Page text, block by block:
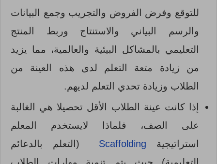
للتوقع وفرض الفروض والتجريب وجمع البيانات
والرسم البياني والاستنتاج وربط المنتج
التعليمي بالمشاكل البيئية والعالمية، مما يزيد
من زيادة متعة التعلم لدى هذه العينة من
الطلاب وزيادة تحدي التعلم لديهم.
إذا كانت عينة الطلاب الأقل تحصيلا هي الغالبة
على الصف، فلماذا لايستخدم المعلم
استراتيجية Scaffolding (التعلم بالدعائم